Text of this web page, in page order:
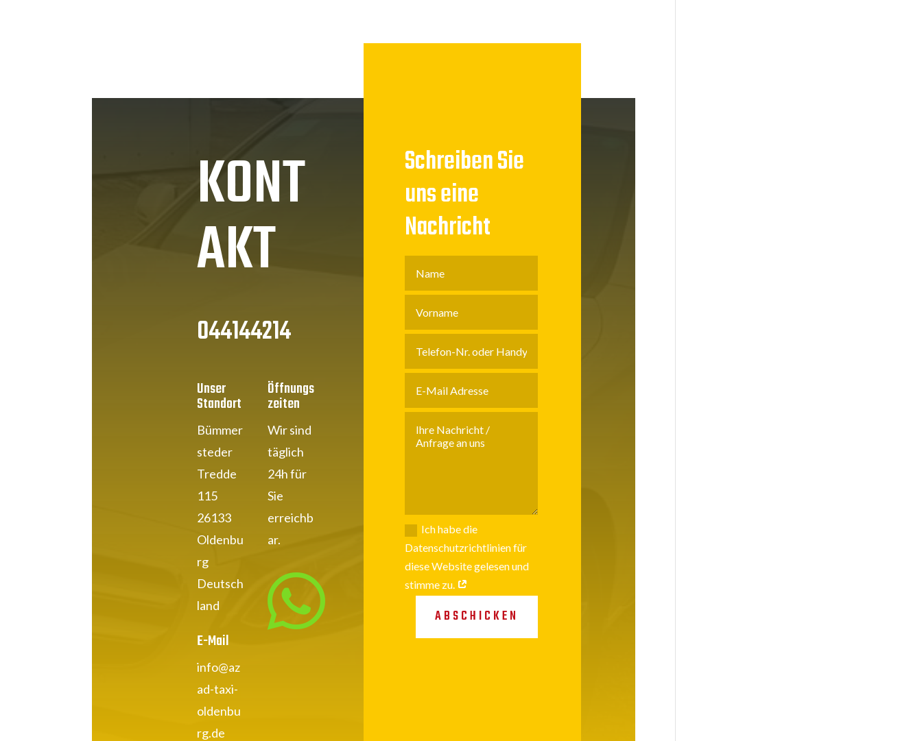
KONT
AKT
044144214
Unser
Standort
Bümmer
steder
Tredde
115
26133
Oldenbu
rg
Deutsch
land
E-Mail
info@az
ad-taxi-
oldenbu
rg.de
Öffnungs
zeiten
Wir sind
täglich
24h für
Sie
erreichb
ar.

Schreiben Sie
uns eine
Nachricht
Ich habe die
Datenschutzrichtlinien für
diese Website gelesen und
stimme zu.
ABSCHICKEN